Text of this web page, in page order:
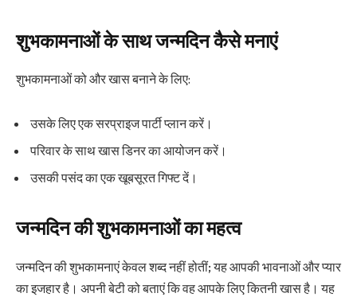
शुभकामनाओं के साथ जन्मदिन कैसे मनाएं
शुभकामनाओं को और खास बनाने के लिए:
उसके लिए एक सरप्राइज पार्टी प्लान करें।
परिवार के साथ खास डिनर का आयोजन करें।
उसकी पसंद का एक खूबसूरत गिफ्ट दें।
जन्मदिन की शुभकामनाओं का महत्व
जन्मदिन की शुभकामनाएं केवल शब्द नहीं होतीं; यह आपकी भावनाओं और प्यार
का इजहार है। अपनी बेटी को बताएं कि वह आपके लिए कितनी खास है। यह